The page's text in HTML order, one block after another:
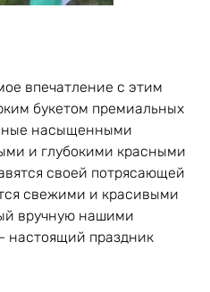
впечатление с этим
букетом премиальных
насыщенными
и глубокими красными
своей потрясающей
свежими и красивыми
вручную нашими
настоящий праздник